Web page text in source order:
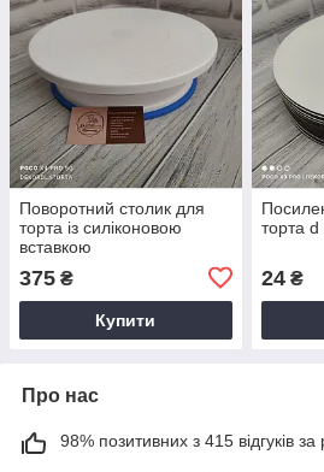
Поворотний столик для
торта із силіконовою
вставкою
375 ₴
Купити
торта
24₴
Про нас
98% позитивних з 415 відгуків за